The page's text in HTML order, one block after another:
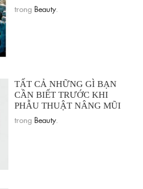
trong Beauty.
TẤT CẢ NHỮNG GÌ BẠN
CẦN BIẾT TRƯỚC KHI
PHẪU THUẬT NÂNG MŨI
trong Beauty.